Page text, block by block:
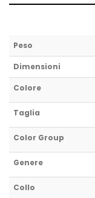
Peso
Dimensioni
Colore
Taglia
Color Group
Genere
Collo